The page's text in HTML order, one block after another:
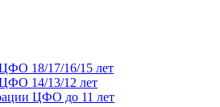
18/17/16/15 лет
14/13/12 лет
ЦФО до 11 лет